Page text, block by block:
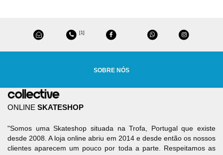
[1]
SOBRE NÓS
ONLINE SKATESHOP
"Somos uma Skateshop situada na Trofa, Portugal que existe
desde 2008. A loja online abriu em 2014 e desde então os nossos
clientes aparecem um pouco por toda a parte. Respeitamos as